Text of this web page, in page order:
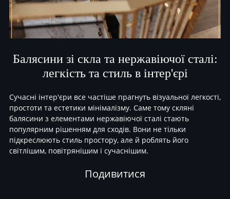
Балясини зі скла та нержавіючої сталі:
легкість та стиль в інтер'єрі
Сучасні інтер'єри все частіше прагнуть візуальної легкості,
простоти та естетики мінімалізму. Саме тому скляні
балясини з елементами нержавіючої сталі стають
популярним рішенням для сходів. Вони не тільки
підкреслюють стиль простору, але й роблять його
світлішим, повітрянішим і сучаснішим.
Подивитися